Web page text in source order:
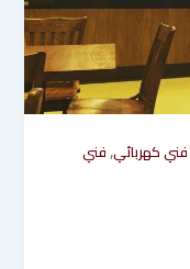
فني كهربائي,فني